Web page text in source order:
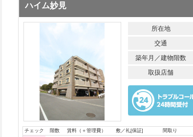
ハイム妙見
所在地
交通
築年月／建物階数
取扱店舗
チェック 階数 賃料（＋管理費） 敷／礼[保証] 間取り